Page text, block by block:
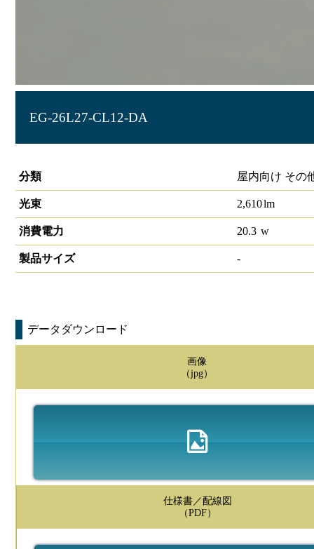
EG-26L27-CL12-DA
分類
屋内向け その
光束 2,610lm
消費電力 20.3 w
製品サイズ -
データダウンロード
画像
（jpg）
仕様書／配線図
（PDF）